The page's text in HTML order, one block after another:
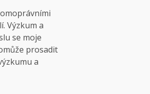
Výzkum a
se moje
prosadit
a